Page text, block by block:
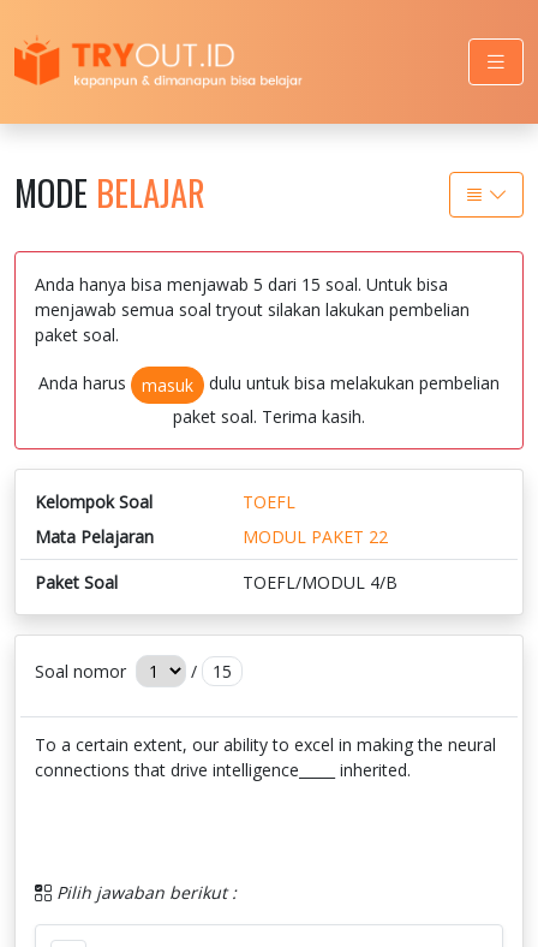
MODE BELAJAR
Anda hanya bisa menjawab 5 dari 15 soal. Untuk bisa
menjawab semua soal tryout silakan lakukan pembelian
paket soal.
Anda harus masuk
dulu untuk bisa melakukan pembelian
paket soal. Terima kasih.
Kelompok Soal
TOEFL
Mata Pelajaran
MODUL PAKET 22
Paket Soal
TOEFL/MODUL 4/B
Soal nomor / 15
To a certain extent, our ability to excel in making the neural
connections that drive intelli­gence_____ inherited.
Pilih jawaban berikut :